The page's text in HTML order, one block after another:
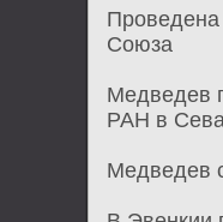
Проведена
Союза
Медведев
РАН в
Медведев